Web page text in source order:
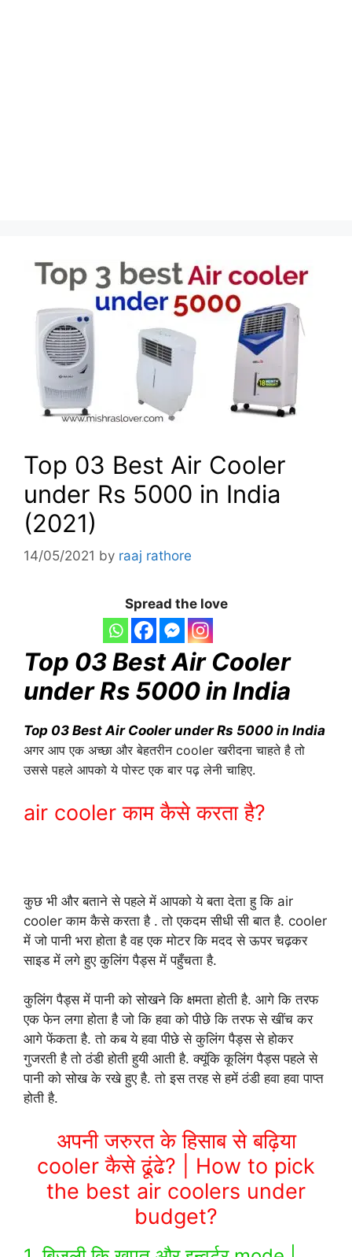
Top 03 Best Air Cooler
under Rs 5000 in India
(2021)
14/05/2021 by raaj rathore
Spread the love
Top 03 Best Air Cooler
under Rs 5000 in India
Top 03 Best Air Cooler under Rs 5000 in India
अगर आप एक अच्छा और बेहतरीन cooler खरीदना चाहते है तो
उससे पहले आपको ये पोस्ट एक बार पढ़ लेनी चाहिए.
air cooler काम कैसे करता है?
कुछ भी और बताने से पहले में आपको ये बता देता हु कि air
cooler काम कैसे करता है . तो एकदम सीधी सी बात है. cooler
में जो पानी भरा होता है वह एक मोटर कि मदद से ऊपर चढ़कर
साइड में लगे हुए कुलिंग पैड्स में पहुँचता है.
कुलिंग पैड्स में पानी को सोखने कि क्षमता होती है. आगे कि तरफ
एक फेन लगा होता है जो कि हवा को पीछे कि तरफ से खींच कर
आगे फेंकता है. तो कब ये हवा पीछे से कुलिंग पैड्स से होकर
गुजरती है तो ठंडी होती हुयी आती है. क्यूंकि कूलिंग पैड्स पहले से
पानी को सोख के रखे हुए है. तो इस तरह से हमें ठंडी हवा हवा पाप्त
होती है.
अपनी जरुरत के हिसाब से बढ़िया
cooler कैसे ढूंढे? | How to pick
the best air coolers under
budget?